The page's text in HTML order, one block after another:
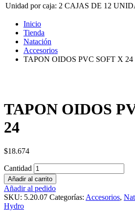
Unidad por caja: 2 CAJAS DE 12
Inicio
Tienda
Natación
Accesorios
TAPON OIDOS PVC SOFT X 24
TAPON OIDOS
24
$18.674
Cantidad
Añadir al carrito
Añadir al pedido
SKU: 5.20.07 Categorías: Accesorios,
Hydro